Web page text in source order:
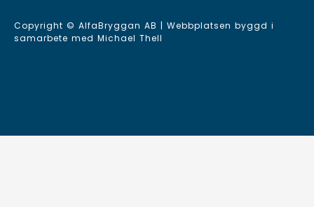
Copyright © AlfaBryggan AB | Webbplatsen byggd i
samarbete med Michael Thell